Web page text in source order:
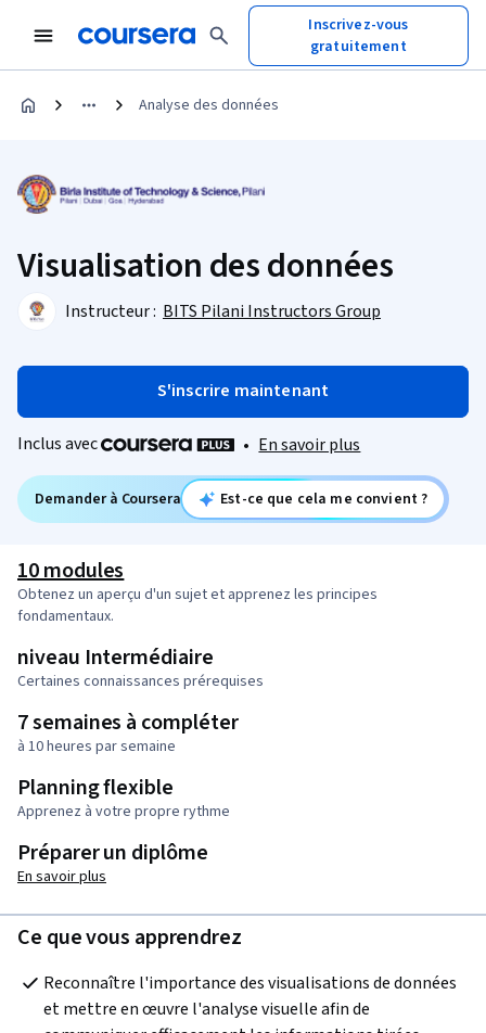
Inscrivez-vous
gratuitement
Analyse des données
Visualisation des données
Instructeur : BITS Pilani Instructors Group
S'inscrire maintenant
Inclus avec • En savoir plus
Demander à Coursera Est-ce que cela me convient ?
10 modules
Obtenez un aperçu d'un sujet et apprenez les principes
fondamentaux.
niveau Intermédiaire
Certaines connaissances prérequises
7 semaines à compléter
à 10 heures par semaine
Planning flexible
Apprenez à votre propre rythme
Préparer un diplôme
En savoir plus
Ce que vous apprendrez
Reconnaître l'importance des visualisations de données
et mettre en œuvre l'analyse visuelle afin de